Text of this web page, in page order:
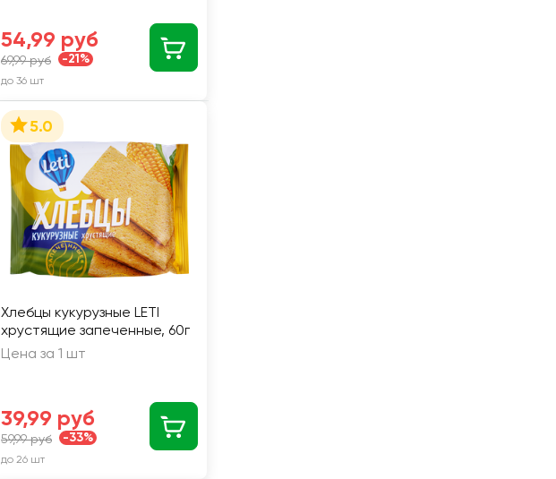
54,99 руб
69,99 руб -21%
до 36 шт
5.0
Хлебцы кукурузные LETI
хрустящие запеченные, 60г
Цена за 1 шт
39,99 руб
59,99 руб -33%
до 26 шт